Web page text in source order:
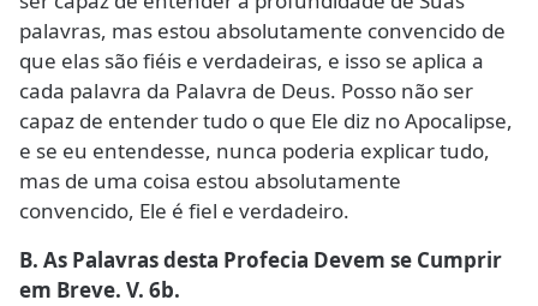
palavras, mas estou absolutamente convencido de
que elas são fiéis e verdadeiras, e isso se aplica a
cada palavra da Palavra de Deus. Posso não ser
capaz de entender tudo o que Ele diz no Apocalipse,
e se eu entendesse, nunca poderia explicar tudo,
mas de uma coisa estou absolutamente
convencido, Ele é fiel e verdadeiro.
B. As Palavras desta Profecia Devem se Cumprir
em Breve. V. 6b.